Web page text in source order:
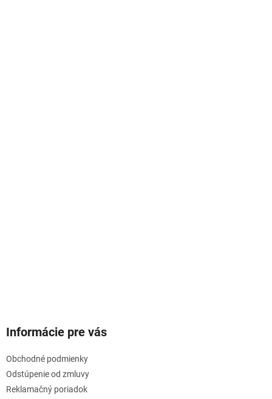
Informácie pre vás
Obchodné podmienky
Odstúpenie od zmluvy
Reklamačný poriadok